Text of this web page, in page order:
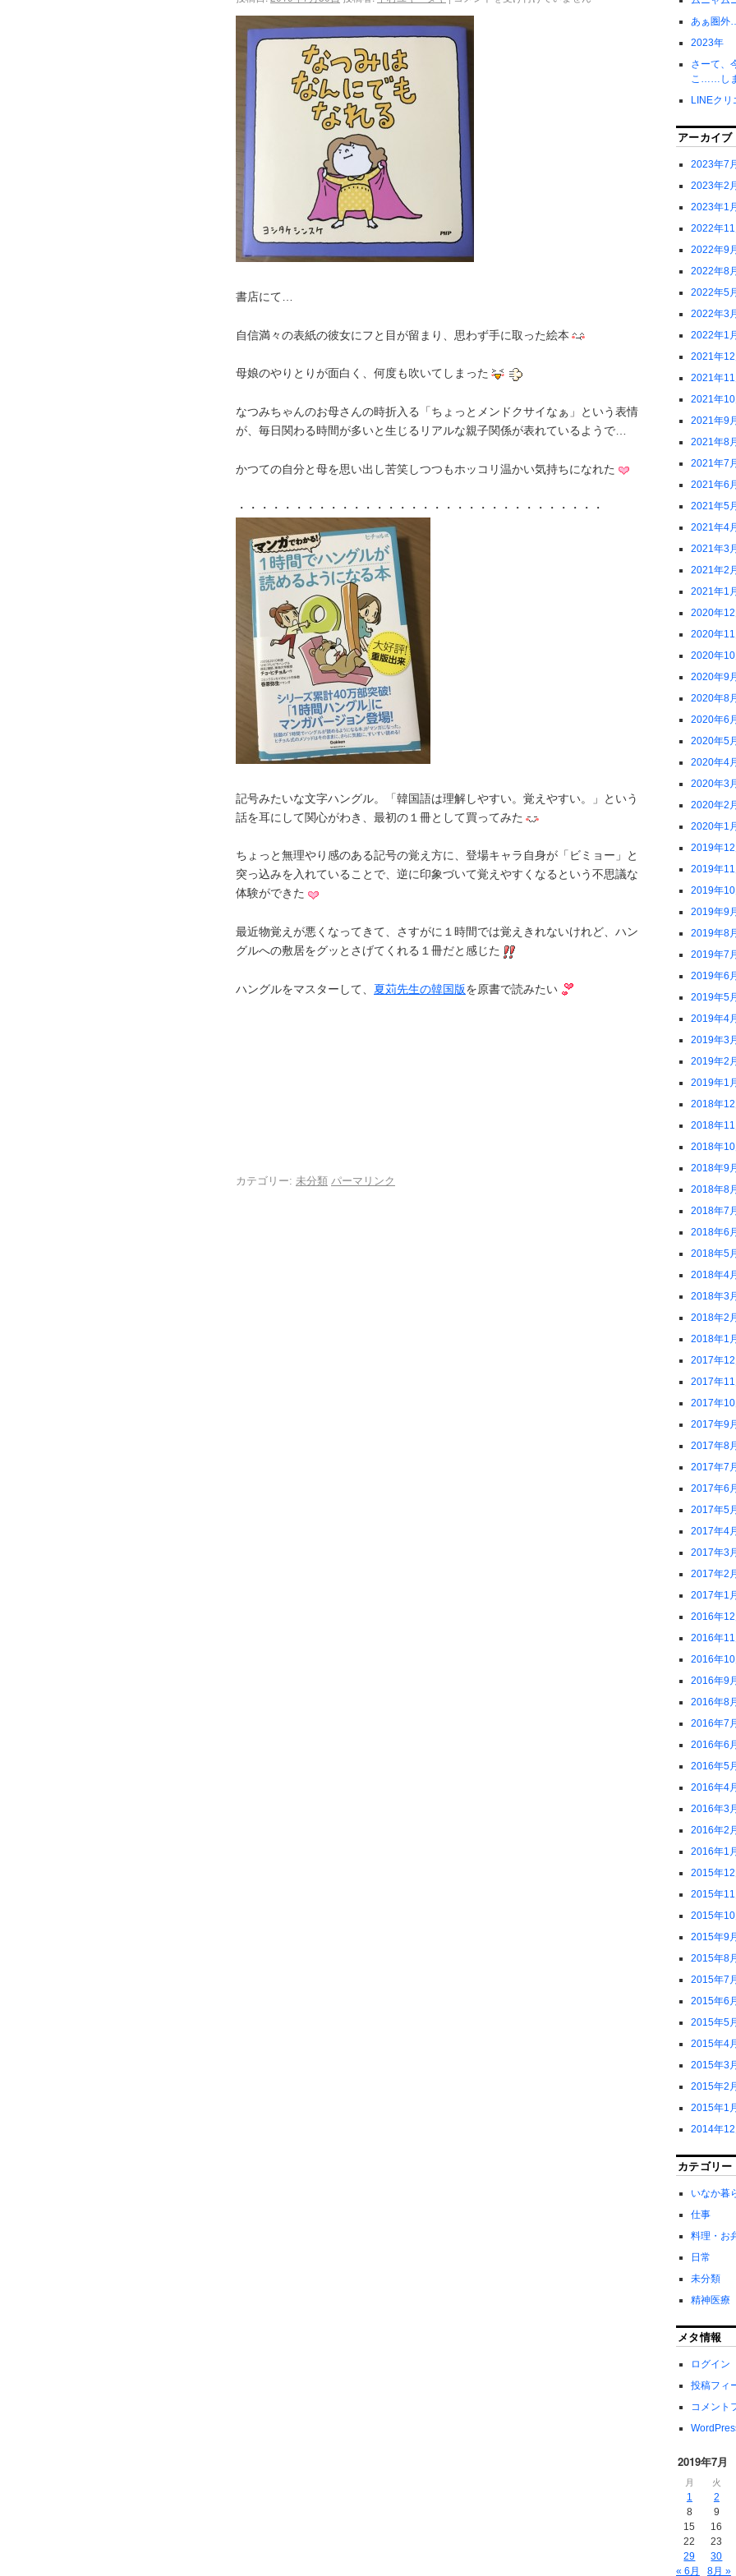
書店にて…
自信満々の表紙の彼女にフと目が留まり、思わず手に取った絵本
母娘のやりとりが面白く、何度も吹いてしまった
なつみちゃんのお母さんの時折入る「ちょっとメンドクサイなぁ」という表情
が、毎日関わる時間が多いと生じるリアルな親子関係が表れているようで…
かつての自分と母を思い出し苦笑しつつもホッコリ温かい気持ちになれた
・・・・・・・・・・・・・・・・・・・・・・・・・・・・・・・・
記号みたいな文字ハングル。「韓国語は理解しやすい。覚えやすい。」という
話を耳にして関心がわき、最初の１冊として買ってみた
ちょっと無理やり感のある記号の覚え方に、登場キャラ自身が「ビミョー」と
突っ込みを入れていることで、逆に印象づいて覚えやすくなるという不思議な
体験ができた
最近物覚えが悪くなってきて、さすがに１時間では覚えきれないけれど、ハン
グルへの敷居をグッとさげてくれる１冊だと感じた
ハングルをマスターして、 夏苅先生の韓国版を原書で読みたい
カテゴリー: 未分類 パーマリンク
あぁ圏
2023年
さーて、
こ……し
LINEク
アーカイブ
2023年7月
2023年2月
2023年1月
2022年11
2022年9月
2022年8月
2022年5月
2022年3月
2022年1月
2021年12
2021年11
2021年10
2021年9月
2021年8月
2021年7月
2021年6月
2021年5月
2021年4月
2021年3月
2021年2月
2021年1月
2020年12
2020年11
2020年10
2020年9月
2020年8月
2020年6月
2020年5月
2020年4月
2020年3月
2020年2月
2020年1月
2019年12
2019年11
2019年10
2019年9月
2019年8月
2019年7月
2019年6月
2019年5月
2019年4月
2019年3月
2019年2月
2019年1月
2018年12
2018年11
2018年10
2018年9月
2018年8月
2018年7月
2018年6月
2018年5月
2018年4月
2018年3月
2018年2月
2018年1月
2017年12
2017年11
2017年10
2017年9月
2017年8月
2017年7月
2017年6月
2017年5月
2017年4月
2017年3月
2017年2月
2017年1月
2016年12
2016年11
2016年10
2016年9月
2016年8月
2016年7月
2016年6月
2016年5月
2016年4月
2016年3月
2016年2月
2016年1月
2015年12
2015年11
2015年10
2015年9月
2015年8月
2015年7月
2015年6月
2015年5月
2015年4月
2015年3月
2015年2月
2015年1月
2014年12
カテゴリー
いなか暮
仕事
料理・お
日常
未分類
精神医療
メタ情報
ログイン
投稿フィ
コメント
2019年7月
月 火
1 2
8
9
15
16
22
23
29
30
« 6月
8月 »